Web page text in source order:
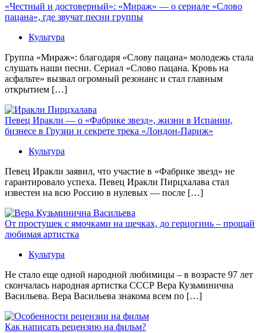
«Честный и достоверный»: «Мираж» — о сериале «Слово
пацана», где звучат песни группы
Культура
Группа «Мираж»: благодаря «Слову пацана» молодежь стала
слушать наши песни. Сериал «Слово пацана. Кровь на
асфальте» вызвал огромный резонанс и стал главным
открытием […]
Певец Иракли — о «Фабрике звезд», жизни в Испании,
бизнесе в Грузии и секрете трека «Лондон-Париж»
Культура
Певец Иракли заявил, что участие в «Фабрике звезд» не
гарантировало успеха. Певец Иракли Пирцхалава стал
известен на всю Россию в нулевых — после […]
От простушек с ямочками на щечках, до герцогинь – прощай
любимая артистка
Культура
Не стало еще одной народной любимицы – в возрасте 97 лет
скончалась народная артистка СССР Вера Кузьминична
Васильева. Вера Васильева знакома всем по […]
Как написать рецензию на фильм?